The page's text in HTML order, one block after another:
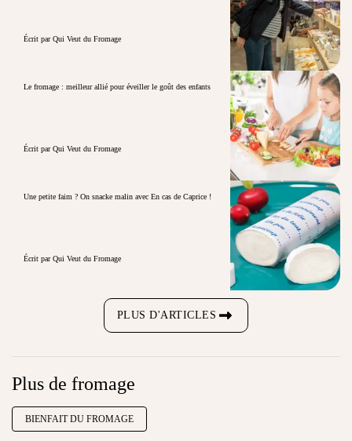
Écrit par Qui Veut du Fromage
Le fromage : meilleur allié pour éveiller le goût des enfants
Écrit par Qui Veut du Fromage
Une petite faim ? On snacke malin avec En cas de Caprice !
Écrit par Qui Veut du Fromage
PLUS D'ARTICLES
Plus de fromage
BIENFAIT DU FROMAGE